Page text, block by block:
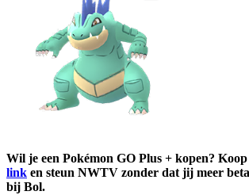
Wil je een Pokémon GO Plus + kopen?
link en steun NWTV zonder dat jij meer
bij Bol.